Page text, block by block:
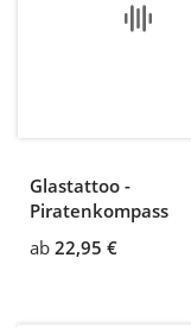
Glastattoo -
Piratenkompass
ab 22,95 €